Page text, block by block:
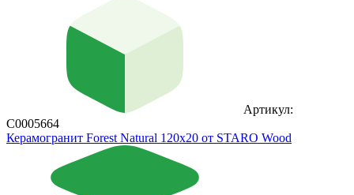
Артикул:
С0005664
Керамогранит Forest Natural 120x20 от STARO Wood